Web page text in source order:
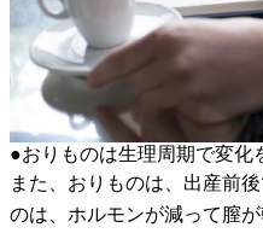
●おりものは生理周期で変化
また、おりものは、出産前
のは、ホルモンが減って膣